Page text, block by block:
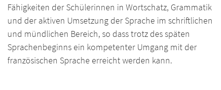
Fähigkeiten der Schülerinnen in Wortschatz, Grammatik
und der aktiven Umsetzung der Sprache im schriftlichen
und mündlichen Bereich, so dass trotz des späten
Sprachenbeginns ein kompetenter Umgang mit der
französischen Sprache erreicht werden kann.